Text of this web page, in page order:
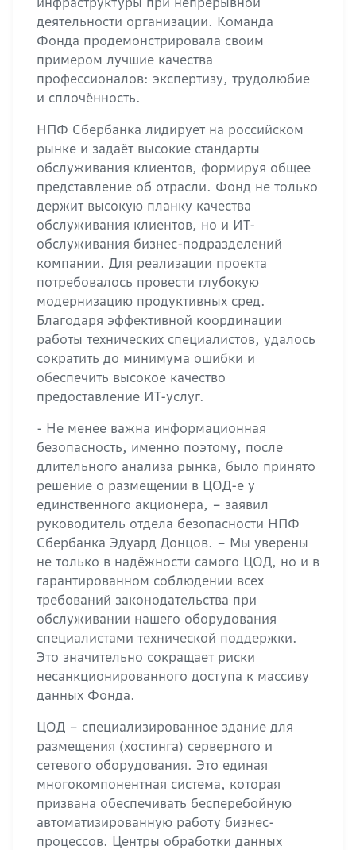
деятельности организации. Команда
Фонда продемонстрировала своим
примером лучшие качества
профессионалов: экспертизу, трудолюбие
и сплочённость.
НПФ Сбербанка лидирует на российском
рынке и задаёт высокие стандарты
обслуживания клиентов, формируя общее
представление об отрасли. Фонд не только
держит высокую планку качества
обслуживания клиентов, но и ИТ-
обслуживания бизнес-подразделений
компании. Для реализации проекта
потребовалось провести глубокую
модернизацию продуктивных сред.
Благодаря эффективной координации
работы технических специалистов, удалось
сократить до минимума ошибки и
обеспечить высокое качество
предоставление ИТ-услуг.
- Не менее важна информационная
безопасность, именно поэтому, после
длительного анализа рынка, было принято
решение о размещении в ЦОД-е у
единственного акционера, – заявил
руководитель отдела безопасности НПФ
Сбербанка Эдуард Донцов. – Мы уверены
не только в надёжности самого ЦОД, но и в
гарантированном соблюдении всех
требований законодательства при
обслуживании нашего оборудования
специалистами технической поддержки.
Это значительно сокращает риски
несанкционированного доступа к массиву
данных Фонда.
ЦОД – специализированное здание для
размещения (хостинга) серверного и
сетевого оборудования. Это единая
многокомпонентная система, которая
призвана обеспечивать бесперебойную
автоматизированную работу бизнес-
процессов. Центры обработки данных